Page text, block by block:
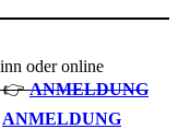
oder online
👉ANMELDUNG
ANMELDUNG